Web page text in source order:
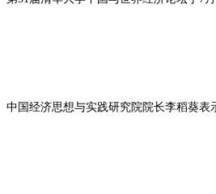
中国经济思想与实践研究院院长李稻葵表